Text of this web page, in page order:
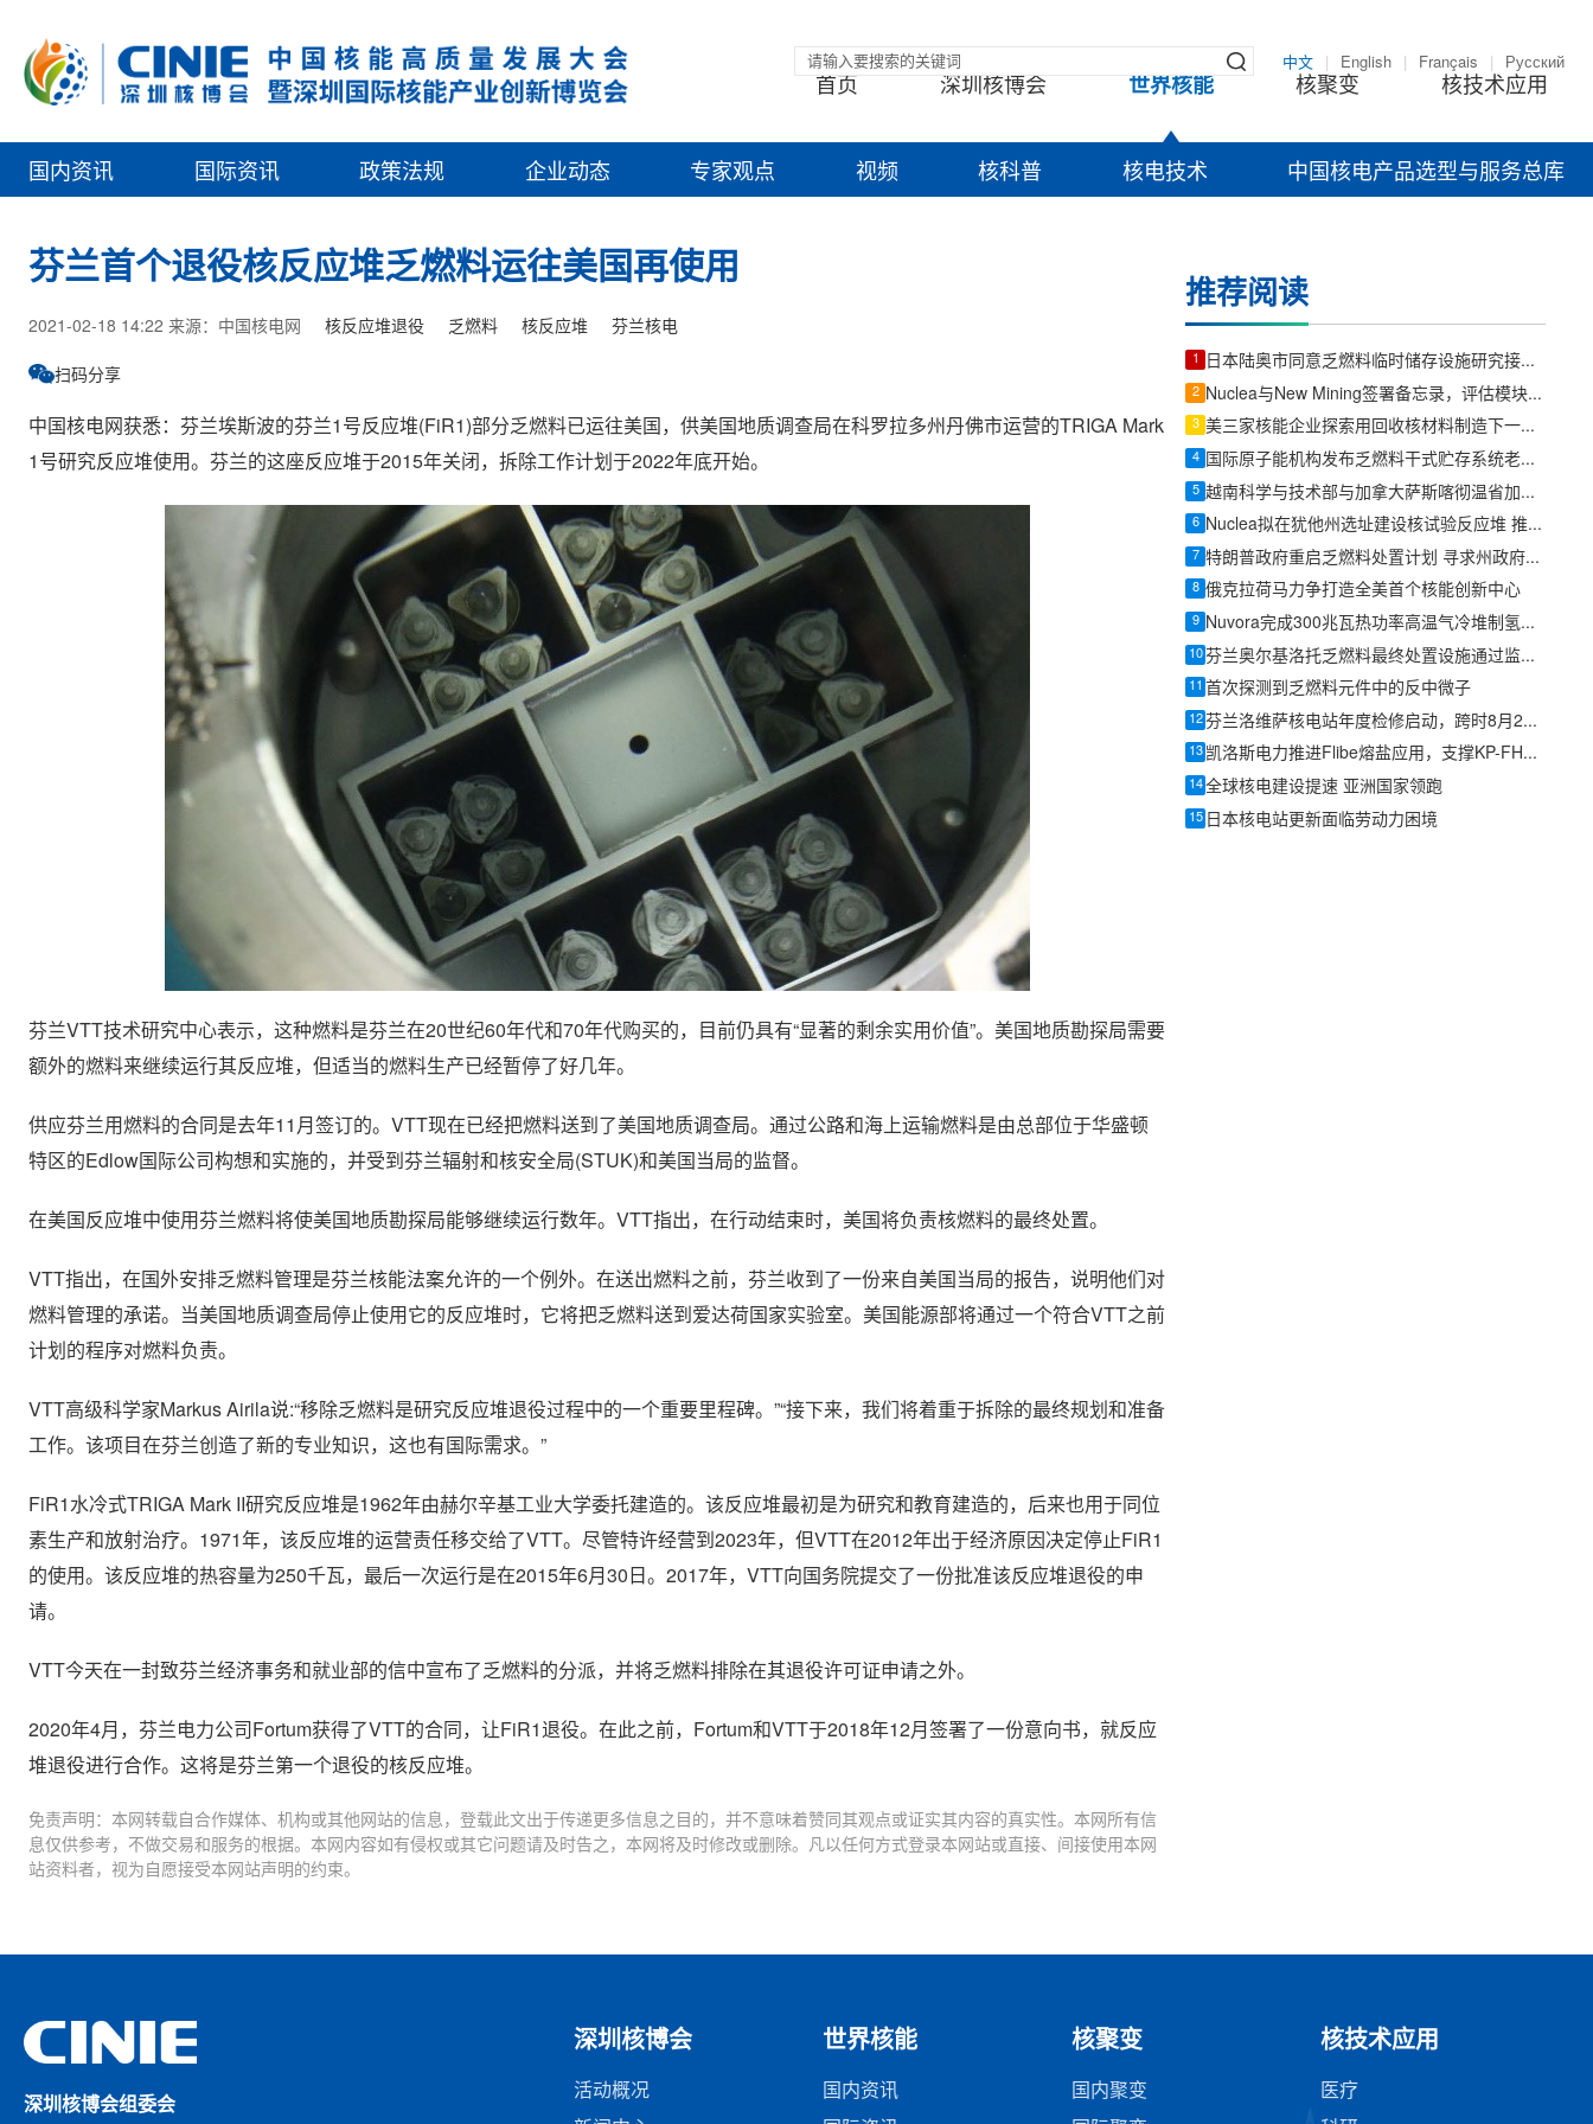
中文 English Français Русский
首页 深圳核博会 世界核能 核聚变 核技术应用
国内资讯 国际资讯 政策法规 企业动态 专家观点 视频 核科普 核电技术 中国核电产品选型与服务总库
芬兰首个退役核反应堆乏燃料运往美国再使用
2021-02-18 14:22 来源：中国核电网 核反应堆退役 乏燃料 核反应堆 芬兰核电
扫码分享
中国核电网获悉：芬兰埃斯波的芬兰1号反应堆(FiR1)部分乏燃料已运往美国，供美国地质调查局在科罗拉多州丹佛市运营的TRIGA Mark
1号研究反应堆使用。芬兰的这座反应堆于2015年关闭，拆除工作计划于2022年底开始。
芬兰VTT技术研究中心表示，这种燃料是芬兰在20世纪60年代和70年代购买的，目前仍具有“显著的剩余实用价值”。美国地质勘探局需要
额外的燃料来继续运行其反应堆，但适当的燃料生产已经暂停了好几年。
供应芬兰用燃料的合同是去年11月签订的。VTT现在已经把燃料送到了美国地质调查局。通过公路和海上运输燃料是由总部位于华盛顿
特区的Edlow国际公司构想和实施的，并受到芬兰辐射和核安全局(STUK)和美国当局的监督。
在美国反应堆中使用芬兰燃料将使美国地质勘探局能够继续运行数年。VTT指出，在行动结束时，美国将负责核燃料的最终处置。
VTT指出，在国外安排乏燃料管理是芬兰核能法案允许的一个例外。在送出燃料之前，芬兰收到了一份来自美国当局的报告，说明他们对
燃料管理的承诺。当美国地质调查局停止使用它的反应堆时，它将把乏燃料送到爱达荷国家实验室。美国能源部将通过一个符合VTT之前
计划的程序对燃料负责。
VTT高级科学家Markus Airila说:“移除乏燃料是研究反应堆退役过程中的一个重要里程碑。”“接下来，我们将着重于拆除的最终规划和准备
工作。该项目在芬兰创造了新的专业知识，这也有国际需求。”
FiR1水冷式TRIGA Mark II研究反应堆是1962年由赫尔辛基工业大学委托建造的。该反应堆最初是为研究和教育建造的，后来也用于同位
素生产和放射治疗。1971年，该反应堆的运营责任移交给了VTT。尽管特许经营到2023年，但VTT在2012年出于经济原因决定停止FiR1
的使用。该反应堆的热容量为250千瓦，最后一次运行是在2015年6月30日。2017年，VTT向国务院提交了一份批准该反应堆退役的申
请。
VTT今天在一封致芬兰经济事务和就业部的信中宣布了乏燃料的分派，并将乏燃料排除在其退役许可证申请之外。
2020年4月，芬兰电力公司Fortum获得了VTT的合同，让FiR1退役。在此之前，Fortum和VTT于2018年12月签署了一份意向书，就反应
堆退役进行合作。这将是芬兰第一个退役的核反应堆。
免责声明：本网转载自合作媒体、机构或其他网站的信息，登载此文出于传递更多信息之目的，并不意味着赞同其观点或证实其内容的真实性。本网所有信
息仅供参考，不做交易和服务的根据。本网内容如有侵权或其它问题请及时告之，本网将及时修改或删除。凡以任何方式登录本网站或直接、间接使用本网
站资料者，视为自愿接受本网站声明的约束。
推荐阅读
1 日本陆奥市同意乏燃料临时储存设施研究接收其他企业燃料
2 Nuclea与New Mining签署备忘录，评估模块化反应堆为数据中心供电
3 美三家核能企业探索用回收核材料制造下一代反应堆燃料
4 国际原子能机构发布乏燃料干式贮存系统老化管理报告
5 越南科学与技术部与加拿大萨斯喀彻温省加强和平利用核技术合作
6 Nuclea拟在犹他州选址建设核试验反应堆 推进Morpheus微型反应堆部署
7 特朗普政府重启乏燃料处置计划 寻求州政府合作
8 俄克拉荷马力争打造全美首个核能创新中心
9 Nuvora完成300兆瓦热功率高温气冷堆制氢预可行性研究独立审查
10 芬兰奥尔基洛托乏燃料最终处置设施通过监管安全评估
11 首次探测到乏燃料元件中的反中微子
12 芬兰洛维萨核电站年度检修启动，跨时8月2日至10月18日
13 凯洛斯电力推进Flibe熔盐应用，支撑KP-FHR高温反应堆开发
14 全球核电建设提速 亚洲国家领跑
15 日本核电站更新面临劳动力困境
深圳核博会组委会
深圳核博会
活动概况
世界核能
国内资讯
核聚变
国内聚变
核技术应用
医疗